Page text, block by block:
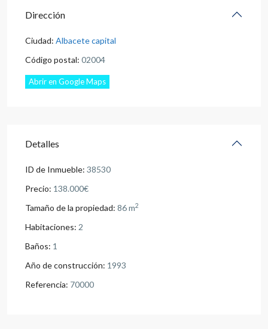
Dirección
Ciudad: Albacete capital
Código postal: 02004
Abrir en Google Maps
Detalles
ID de Inmueble: 38530
Precio: 138.000€
Tamaño de la propiedad: 86 m2
Habitaciones: 2
Baños: 1
Año de construcción: 1993
Referencia: 70000